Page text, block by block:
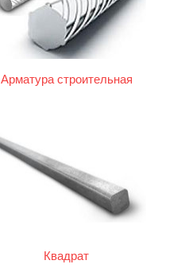
Арматура строительная
Квадрат